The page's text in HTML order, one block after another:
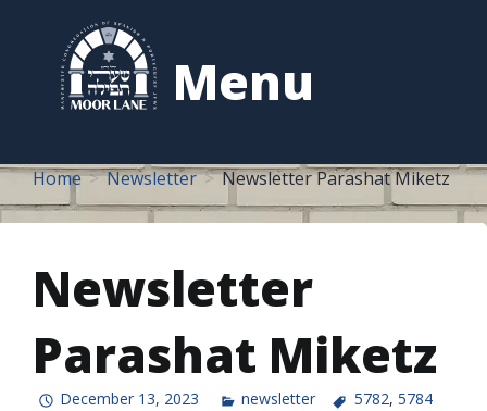
Menu
content
Home Newsletter Newsletter Parashat Miketz
Newsletter
Parashat Miketz
December 13, 2023 newsletter 5782, 5784